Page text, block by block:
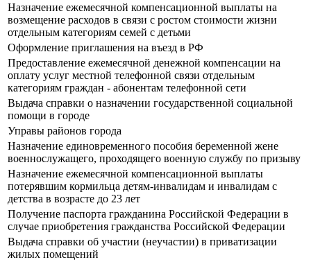
Назначение ежемесячной компенсационной выплаты на
возмещение расходов в связи с ростом стоимости жизни
отдельным категориям семей с детьми
Оформление приглашения на въезд в РФ
Предоставление ежемесячной денежной компенсации на
оплату услуг местной телефонной связи отдельным
категориям граждан - абонентам телефонной сети
Выдача справки о назначении государственной социальной
помощи в городе
Управы районов города
Назначение единовременного пособия беременной жене
военнослужащего, проходящего военную службу по призыву
Назначение ежемесячной компенсационной выплаты
потерявшим кормильца детям-инвалидам и инвалидам с
детства в возрасте до 23 лет
Получение паспорта гражданина Российской Федерации в
случае приобретения гражданства Российской Федерации
Выдача справки об участии (неучастии) в приватизации
жилых помещений